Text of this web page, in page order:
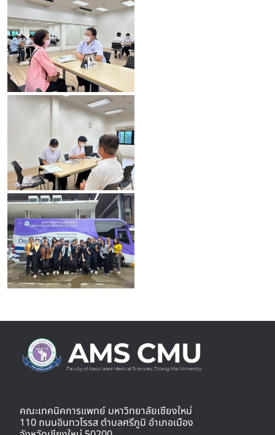
คณะเทคนิคการแพทย์ มหาวิทยาลัยเชียงใหม่
110 ถนนอินทวโรรส ตำบลศรีภูมิ อำเภอเมือง